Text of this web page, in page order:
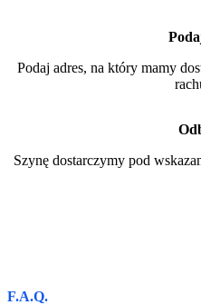
Podaj adres, na który mamy
Szynę dostarczymy pod
F.A.Q.